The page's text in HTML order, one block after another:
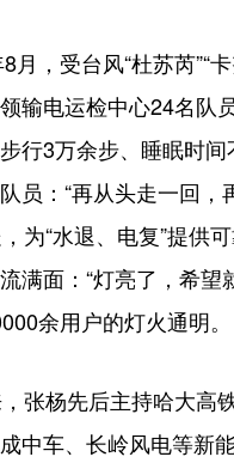
，受台风“杜苏芮”“
输电运检中心24名队
行3万余步、睡眠时
员：“再从头走一回
为“水退、电复”提供
满面：“灯亮了，希
余用户的灯火通明。
杨先后主持哈大高铁
中车、长岭风电等新